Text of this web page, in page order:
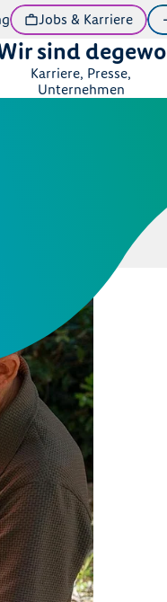
Jobs & Karriere
sind degewo
Karriere, Presse,
Unternehmen